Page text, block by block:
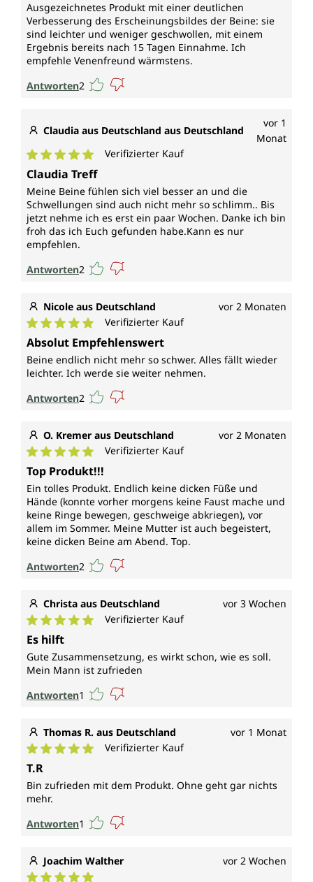
Ausgezeichnetes Produkt mit einer deutlichen
Verbesserung des Erscheinungsbildes der Beine: sie
sind leichter und weniger geschwollen, mit einem
Ergebnis bereits nach 15 Tagen Einnahme. Ich
empfehle Venenfreund wärmstens.
Antworten2
Claudia aus Deutschland aus Deutschland
vor 1
Monat
Durchschnittliche Bewertung von 5 von 5 Sternen
Verifizierter Kauf
Claudia Treff
Meine Beine fühlen sich viel besser an und die
Schwellungen sind auch nicht mehr so schlimm.. Bis
jetzt nehme ich es erst ein paar Wochen. Danke ich bin
froh das ich Euch gefunden habe.Kann es nur
empfehlen.
Antworten2
Nicole aus Deutschland vor 2 Monaten
Durchschnittliche Bewertung von 5 von 5 Sternen
Verifizierter Kauf
Absolut Empfehlenswert
Beine endlich nicht mehr so schwer. Alles fällt wieder
leichter. Ich werde sie weiter nehmen.
Antworten2
O. Kremer aus Deutschland vor 2 Monaten
Durchschnittliche Bewertung von 5 von 5 Sternen
Verifizierter Kauf
Top Produkt!!!
Ein tolles Produkt. Endlich keine dicken Füße und
Hände (konnte vorher morgens keine Faust mache und
keine Ringe bewegen, geschweige abkriegen), vor
allem im Sommer. Meine Mutter ist auch begeistert,
keine dicken Beine am Abend. Top.
Antworten2
Christa aus Deutschland vor 3 Wochen
Durchschnittliche Bewertung von 5 von 5 Sternen
Verifizierter Kauf
Es hilft
Gute Zusammensetzung, es wirkt schon, wie es soll.
Mein Mann ist zufrieden
Antworten1
Thomas R. aus Deutschland vor 1 Monat
Durchschnittliche Bewertung von 5 von 5 Sternen
Verifizierter Kauf
T.R
Bin zufrieden mit dem Produkt. Ohne geht gar nichts
mehr.
Antworten1
Joachim Walther vor 2 Wochen